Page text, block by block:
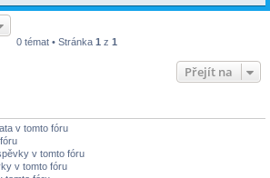
0 témat • Stránka 1 z 1
Přejít na
v tomto fóru
v tomto fóru
v tomto fóru